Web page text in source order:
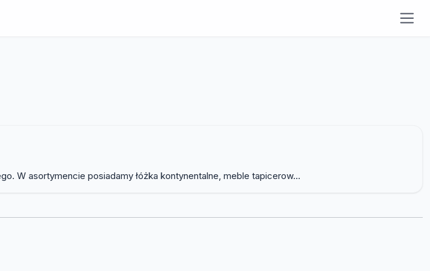
W asortymencie posiadamy łóżka kontynentalne, meble tapicerow...